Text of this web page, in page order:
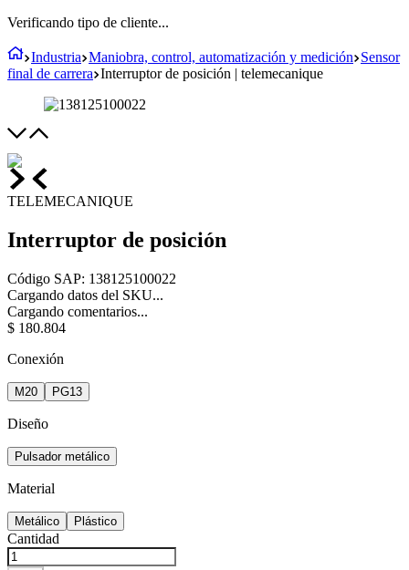
Verificando tipo de cliente...
Industria Maniobra, control, automatización y medición Sensor
final de carrera Interruptor de posición | telemecanique
TELEMECANIQUE
Interruptor de posición
Código SAP: 138125100022
Cargando datos del SKU...
Cargando comentarios...
$ 180.804
Conexión
M20 PG13
Diseño
Pulsador metálico
Material
Metálico Plástico
Cantidad